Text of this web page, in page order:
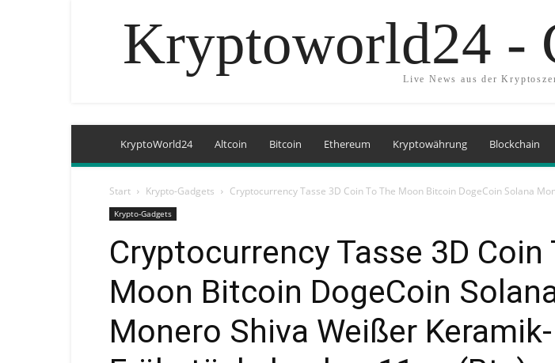
Kryptoworld24 -
Live News aus der
KryptoWorld24 Altcoin Bitcoin Ethereum Kryptowährung Blockchain
Start Krypto-Gadgets Cryptocurrency Tasse 3D Coin To The Moon Bitcoin DogeCoin Solana
Krypto-Gadgets
Cryptocurrency Tasse 3D Coin
Moon Bitcoin DogeCoin
Monero Shiva Weißer Keramik-